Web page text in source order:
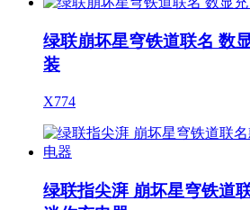
绿联崩坏星穹铁道联名 数
装
X774
绿联指尖湃 崩坏星穹铁道